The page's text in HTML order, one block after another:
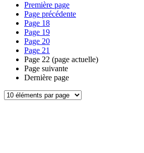
Première page
Page précédente
Page 18
Page 19
Page 20
Page 21
Page 22 (page actuelle)
Page suivante
Dernière page